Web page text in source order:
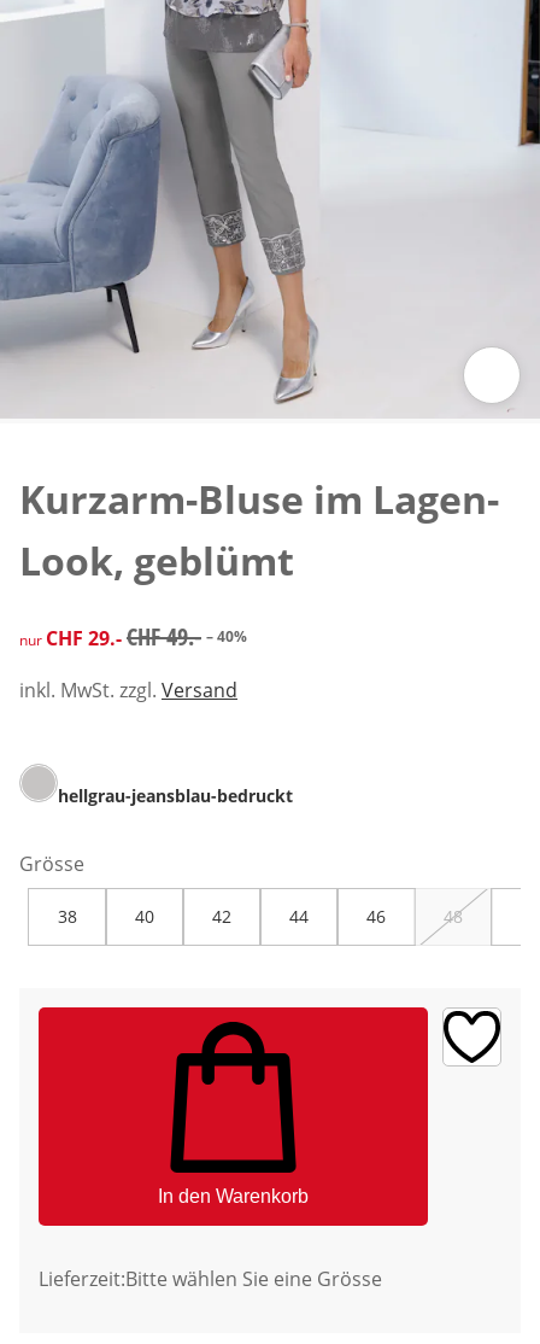
Kurzarm-Bluse im Lagen-
Look, geblümt
reduzierter Preis CHF 29.-, vorheriger Preis: CHF 49.-
nur CHF 29.-CHF 49.- – 40%
inkl. MwSt. zzgl. Versand
hellgrau-jeansblau-bedruckt
Grösse
38 40 42 44 46 48
In den Warenkorb
Lieferzeit:Bitte wählen Sie eine Grösse